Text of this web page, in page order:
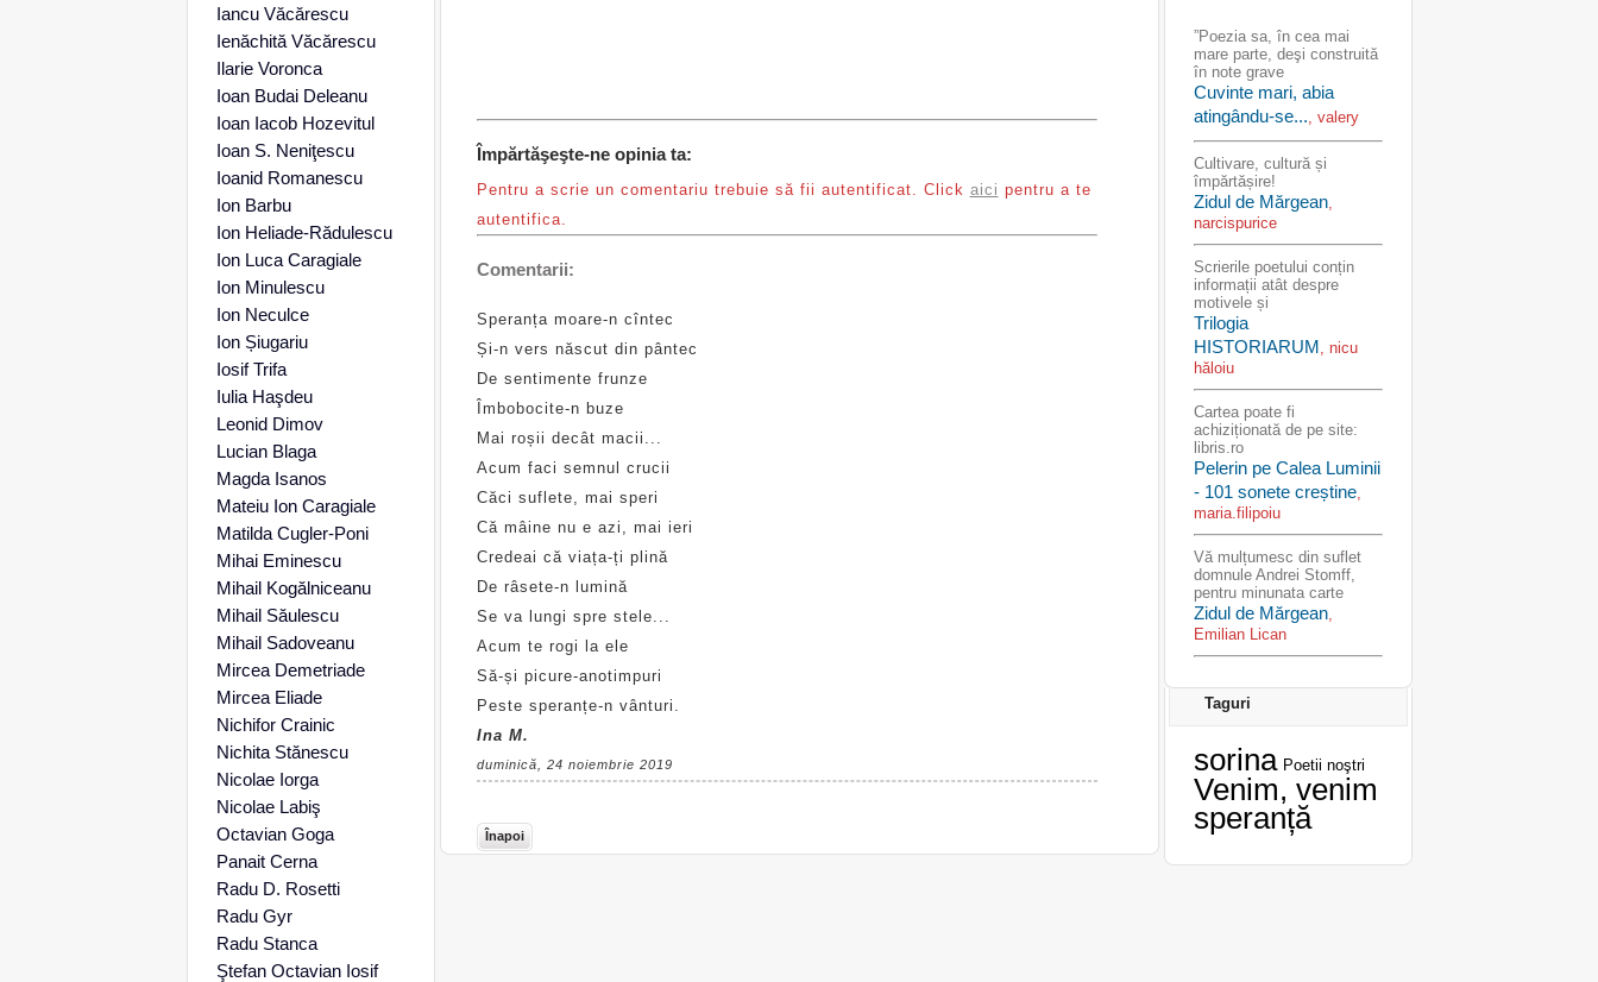
Împărtăşeşte-ne opinia ta:
Pentru a scrie un comentariu trebuie să fii autentificat. Click aici pentru a te
autentifica.
Comentarii:
Speranța moare-n cîntec
Și-n vers născut din pântec
De sentimente frunze
Îmbobocite-n buze
Mai roșii decât macii...
Acum faci semnul crucii
Căci suflete, mai speri
Că mâine nu e azi, mai ieri
Credeai că viața-ți plină
De râsete-n lumină
Se va lungi spre stele...
Acum te rogi la ele
Să-și picure-anotimpuri
Peste speranțe-n vânturi.
Ina M.
duminică, 24 noiembrie 2019
Înapoi
Iancu Văcărescu
Ienăchită Văcărescu
Ilarie Voronca
Ioan Budai Deleanu
Ioan Iacob Hozevitul
Ioan S. Neniţescu
Ioanid Romanescu
Ion Barbu
Ion Heliade-Rădulescu
Ion Luca Caragiale
Ion Minulescu
Ion Neculce
Ion Șiugariu
Iosif Trifa
Iulia Haşdeu
Leonid Dimov
Lucian Blaga
Magda Isanos
Mateiu Ion Caragiale
Matilda Cugler-Poni
Mihai Eminescu
Mihail Kogălniceanu
Mihail Săulescu
Mihail Sadoveanu
Mircea Demetriade
Mircea Eliade
Nichifor Crainic
Nichita Stănescu
Nicolae Iorga
Nicolae Labiş
Octavian Goga
Panait Cerna
Radu D. Rosetti
Radu Gyr
Radu Stanca
Ştefan Octavian Iosif
”Poezia sa, în cea mai
mare parte, deşi construită
în note grave
Cuvinte mari, abia
atingându-se..., valery
Cultivare, cultură și
împărtășire!
Zidul de Mărgean,
narcispurice
Scrierile poetului conțin
informații atât despre
motivele și
Trilogia
HISTORIARUM, nicu
hăloiu
Cartea poate fi
achiziționată de pe site:
libris.ro
Pelerin pe Calea Luminii
- 101 sonete creștine,
maria.filipoiu
Vă mulțumesc din suflet
domnule Andrei Stomff,
pentru minunata carte
Zidul de Mărgean,
Emilian Lican
Taguri
sorina Poetii noştri
Venim, venim
speranță